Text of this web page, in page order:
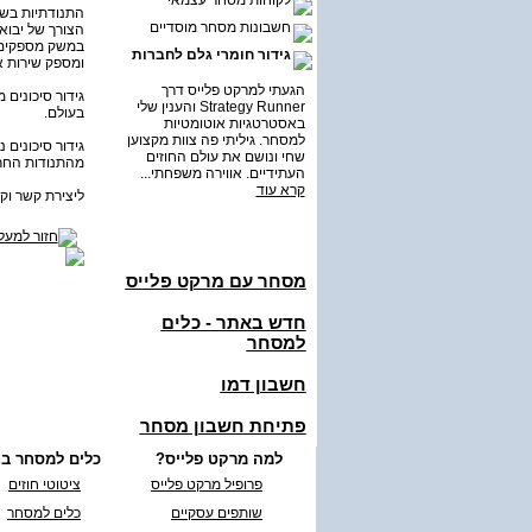
חשבונות מסחר מוסדיים
גידור חומרי גלם לחברות
הגעתי למרקט פלייס דרך
Strategy Runner והענין שלי
באסטרטגיות אוטומטיות
למסחר. גיליתי פה צוות מקצוען
שחי ונושם את עולם החוזים
העתידיים. אווירה משפחתי...
קרא עוד
מסחר עם מרקט פלייס
חדש באתר - כלים
למסחר
חשבון דמו
פתיחת חשבון מסחר
הצורך של
במשק מספקים
ומספק שירות
גידור
בעולם.
גידור
מהתנודות
ליצירת קשר
למה מרקט פלייס?
פרופיל מרקט פלייס
שותפים עסקיים
כלים למסחר
ציטוטי חוזים
כלים למסחר